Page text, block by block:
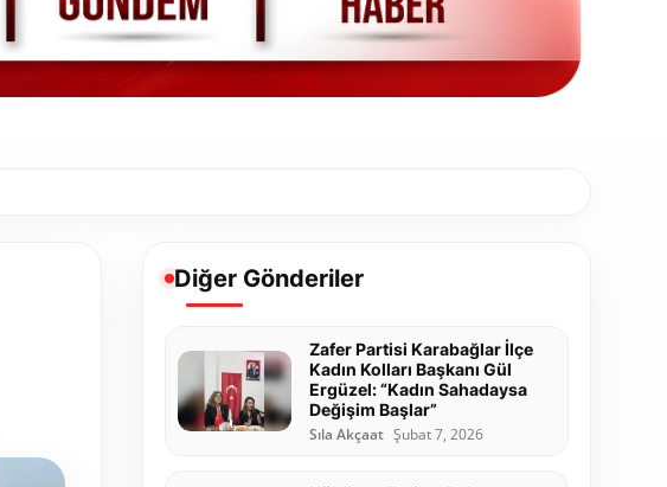
Diğer Gönderiler
Zafer Partisi Karabağlar İlçe
Kadın Kolları Başkanı Gül
Ergüzel: “Kadın Sahadaysa
Değişim Başlar”
Sıla Akçaat Şubat 7, 2026